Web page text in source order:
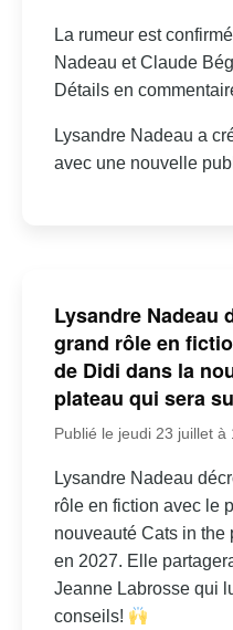
La rumeur est
Nadeau et Claude
Détails en
Lysandre Nadeau a
avec une nouvelle
Lysandre Nadeau
grand rôle en
de Didi dans la
plateau qui sera
Publié le jeudi 23 juillet à
Lysandre Nadeau
rôle en fiction avec le
nouveauté Cats in the
en 2027. Elle
Jeanne Labrosse qui
conseils!